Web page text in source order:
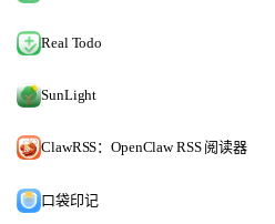
Real Todo
SunLight
ClawRSS：OpenClaw RSS 阅读器
口袋印记